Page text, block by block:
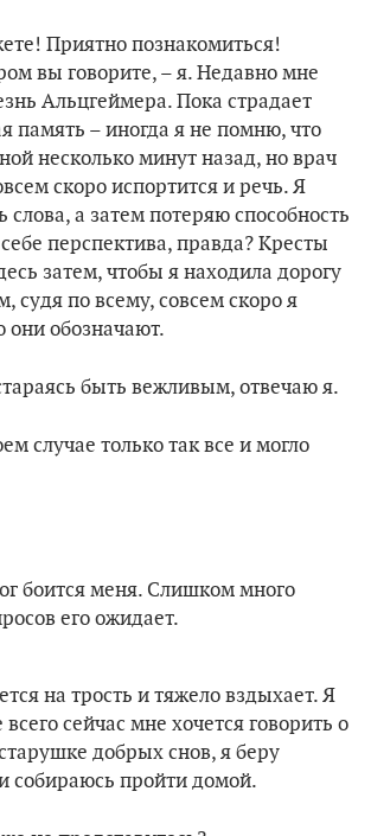
Приятно познакомиться!
вы говорите, – я. Недавно мне
Альцгеймера. Пока страдает
память – иногда я не помню, что
несколько минут назад, но врач
скоро испортится и речь. Я
слова, а затем потеряю способность
перспектива, правда? Кресты
затем, чтобы я находила дорогу
судя по всему, совсем скоро я
они обозначают.
быть вежливым, отвечаю я.
случае только так все и могло
боится меня. Слишком много
его ожидает.
на трость и тяжело вздыхает. Я
сейчас мне хочется говорить о
добрых снов, я беру
собираюсь пройти домой.